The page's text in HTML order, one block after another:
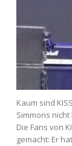
Kaum sind
Simmons
Die Fans von
gemacht: Er